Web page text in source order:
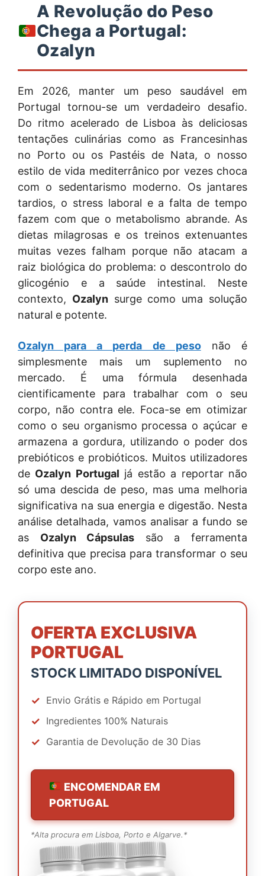
A Revolução do Peso
Chega a Portugal:
Ozalyn
Em 2026, manter um peso saudável em
Portugal tornou-se um verdadeiro desafio.
Do ritmo acelerado de Lisboa às deliciosas
tentações culinárias como as Francesinhas
no Porto ou os Pastéis de Nata, o nosso
estilo de vida mediterrânico por vezes choca
com o sedentarismo moderno. Os jantares
tardios, o stress laboral e a falta de tempo
fazem com que o metabolismo abrande. As
dietas milagrosas e os treinos extenuantes
muitas vezes falham porque não atacam a
raiz biológica do problema: o descontrolo do
glicogénio e a saúde intestinal. Neste
contexto, Ozalynsurge como uma solução
natural e potente.
Ozalyn para a perda de pesonão é
simplesmente mais um suplemento no
mercado. É uma fórmula desenhada
cientificamente para trabalhar com o seu
corpo, não contra ele. Foca-se em otimizar
como o seu organismo processa o açúcar e
armazena a gordura, utilizando o poder dos
prebióticos e probióticos. Muitos utilizadores
de Ozalyn Portugal já estão a reportar não
só uma descida de peso, mas uma melhoria
significativa na sua energia e digestão. Nesta
análise detalhada, vamos analisar a fundo se
as Ozalyn Cápsulas são a ferramenta
definitiva que precisa para transformar o seu
corpo este ano.
OFERTA EXCLUSIVA
PORTUGAL
STOCK LIMITADO DISPONÍVEL
✓ Envio Grátis e Rápido em Portugal
✓ Ingredientes 100% Naturais
✓ Garantia de Devolução de 30 Dias
ENCOMENDAR EM
PORTUGAL
*Alta procura em Lisboa, Porto e Algarve.*